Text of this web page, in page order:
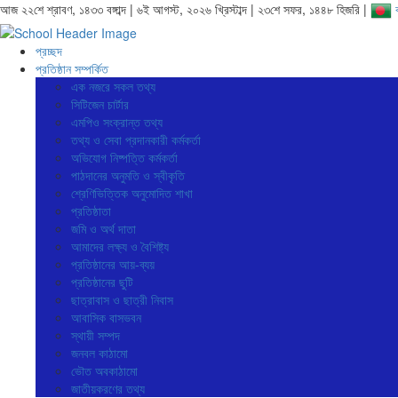
আজ ২২শে শ্রাবণ, ১৪৩৩ বঙ্গাব্দ | ৬ই আগস্ট, ২০২৬ খ্রিস্টাব্দ | ২৩শে সফর, ১৪৪৮ হিজরি |
প্রচ্ছদ
প্রতিষ্ঠান সম্পর্কিত
এক নজরে সকল তথ্য
সিটিজেন চার্টার
এমপিও সংক্রান্ত তথ্য
তথ্য ও সেবা প্রদানকারী কর্মকর্তা
অভিযোগ নিষ্পত্তি কর্মকর্তা
পাঠদানের অনুমতি ও স্বীকৃতি
শ্রেণিভিত্তিক অনুমোদিত শাখা
প্রতিষ্ঠাতা
জমি ও অর্থ দাতা
আমাদের লক্ষ্য ও বৈশিষ্ট্য
প্রতিষ্ঠানের আয়-ব্যয়
প্রতিষ্ঠানের ছুটি
ছাত্রাবাস ও ছাত্রী নিবাস
আবাসিক বাসভবন
স্থায়ী সম্পদ
জনবল কাঠামো
ভৌত অবকাঠামো
জাতীয়করণের তথ্য